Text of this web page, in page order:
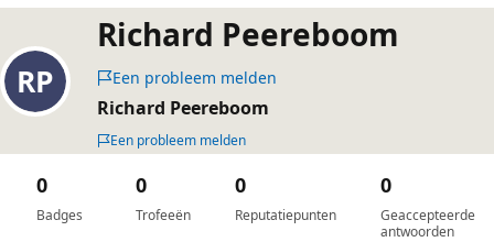
Richard Peereboom
Een probleem melden
Richard Peereboom
Een probleem melden
Badges
0
Trofeeën
0
Reputatiepunten
0
Geaccepteerde
antwoorden
0